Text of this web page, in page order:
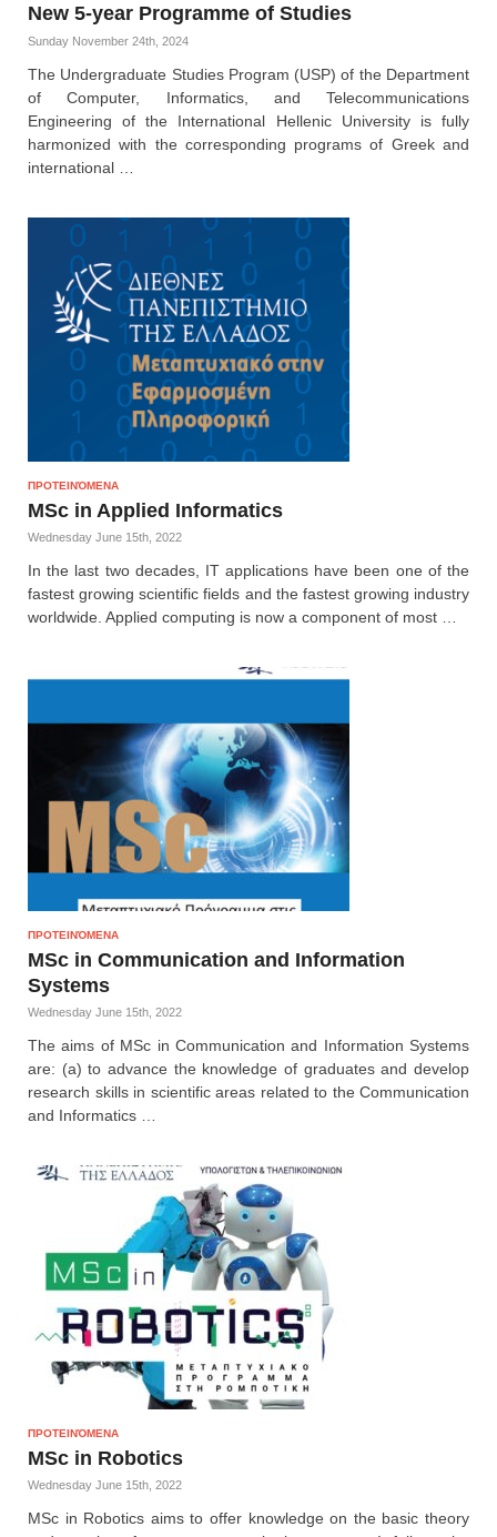
New 5-year Programme of Studies
Sunday November 24th, 2024
The Undergraduate Studies Program (USP) of the Department
of Computer, Informatics, and Telecommunications
Engineering of the International Hellenic University is fully
harmonized with the corresponding programs of Greek and
international …
ΠΡΟΤΕΙΝΌΜΕΝΑ
MSc in Applied Informatics
Wednesday June 15th, 2022
In the last two decades, IT applications have been one of the
fastest growing scientific fields and the fastest growing industry
worldwide. Applied computing is now a component of most …
ΠΡΟΤΕΙΝΌΜΕΝΑ
MSc in Communication and Information
Systems
Wednesday June 15th, 2022
The aims of MSc in Communication and Information Systems
are: (a) to advance the knowledge of graduates and develop
research skills in scientific areas related to the Communication
and Informatics …
ΠΡΟΤΕΙΝΌΜΕΝΑ
MSc in Robotics
Wednesday June 15th, 2022
MSc in Robotics aims to offer knowledge on the basic theory